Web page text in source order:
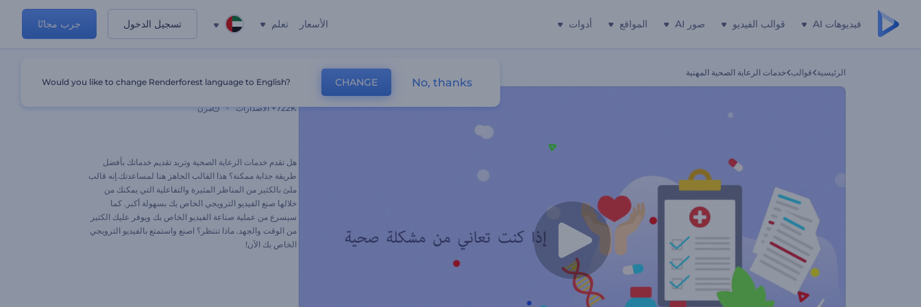
فيديوهات AI قوالب الفيديو صور AI المواقع أدوات الأسعار تعلم تسجيل الدخول جرب مجانًا
الرئيسية قوالب خدمات الرعاية الصحية المهنية
722K+ الاصدارات مرن
هل تقدم خدمات الرعاية الصحية وتريد تقديم خدماتك بأفضل
طريقة جذابة ممكنة؟ هذا القالب الجاهز هنا لمساعدتك.إنه قالب
ملئ بالكثير من المناظر المثيرة والتفاعلية التي يمكنك من
خلالها صنع الفيديو الترويجي الخاص بك بسهولة أكبر. كما
سيسرع من عملية صناعة الفيديو الخاص بك ويوفر عليك الكثير
من الوقت والجهد. ماذا تنتظر؟ اصنع واستمتع بالفيديو الترويجي
الخاص بك الآن!
Would you like to change Renderforest language to English? CHANGE No, thanks